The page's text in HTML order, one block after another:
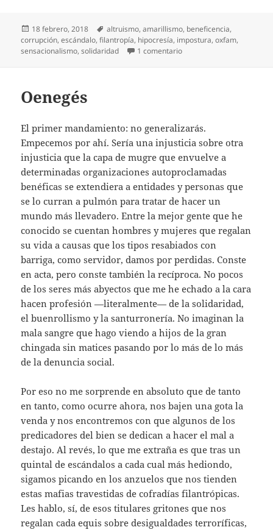
Publicado
el
18 febrero, 2018 Etiquetas
altruismo,amarillismo, beneficencia,
corrupción,escándalo,filantropía, hipocresía, impostura,oxfam,
sensacionalismo,solidaridad 1 comentarioen Oenegés (2)
Oenegés
El primer mandamiento: no generalizarás.
Empecemos por ahí. Sería una injusticia sobre otra
injusticia que la capa de mugre que envuelve a
determinadas organizaciones autoproclamadas
benéficas se extendiera a entidades y personas que
se lo curran a pulmón para tratar de hacer un
mundo más llevadero. Entre la mejor gente que he
conocido se cuentan hombres y mujeres que regalan
su vida a causas que los tipos resabiados con
barriga, como servidor, damos por perdidas. Conste
en acta, pero conste también la recíproca. No pocos
de los seres más abyectos que me he echado a la cara
hacen profesión —literalmente— de la solidaridad,
el buenrollismo y la santurronería. No imaginan la
mala sangre que hago viendo a hijos de la gran
chingada sin matices pasando por lo más de lo más
de la denuncia social.
Por eso no me sorprende en absoluto que de tanto
en tanto, como ocurre ahora, nos bajen una gota la
venda y nos encontremos con que algunos de los
predicadores del bien se dedican a hacer el mal a
destajo. Al revés, lo que me extraña es que tras un
quintal de escándalos a cada cual más hediondo,
sigamos picando en los anzuelos que nos tienden
estas mafias travestidas de cofradías filantrópicas.
Les hablo, sí, de esos titulares gritones que nos
regalan cada equis sobre desigualdades terroríficas,